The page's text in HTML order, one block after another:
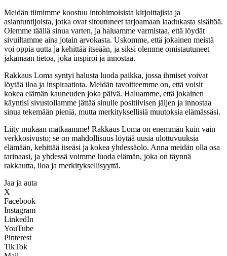
Meidän tiimimme koostuu intohimoisista kirjoittajista ja
asiantuntijoista, jotka ovat sitoutuneet tarjoamaan laadukasta sisältöä.
Olemme täällä sinua varten, ja haluamme varmistaa, että löydät
sivuiltamme aina jotain arvokasta. Uskomme, että jokainen meistä
voi oppia uutta ja kehittää itseään, ja siksi olemme omistautuneet
jakamaan tietoa, joka inspiroi ja innostaa.
Rakkaus Loma syntyi halusta luoda paikka, jossa ihmiset voivat
löytää iloa ja inspiraatiota. Meidän tavoitteemme on, että voisit
kokea elämän kauneuden joka päivä. Haluamme, että jokainen
käyntisi sivustollamme jättää sinulle positiivisen jäljen ja innostaa
sinua tekemään pieniä, mutta merkityksellisiä muutoksia elämässäsi.
Liity mukaan matkaamme! Rakkaus Loma on enemmän kuin vain
verkkosivusto; se on mahdollisuus löytää uusia ulottuvuuksia
elämään, kehittää itseäsi ja kokea yhdessäolo. Anna meidän olla osa
tarinaasi, ja yhdessä voimme luoda elämän, joka on täynnä
rakkautta, iloa ja merkityksellisyyttä.
Jaa ja auta
X
Facebook
Instagram
LinkedIn
YouTube
Pinterest
TikTok